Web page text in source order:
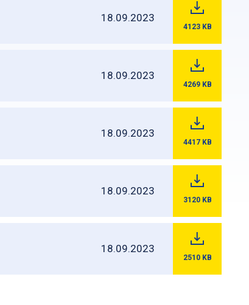
18.09.2023
4123 KB
18.09.2023
4269 KB
18.09.2023
4417 KB
18.09.2023
3120 KB
18.09.2023
2510 KB